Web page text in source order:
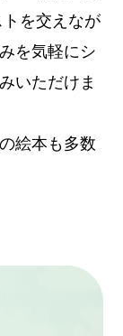
を交えなが
を気軽にシ
いただけま
絵本も多数